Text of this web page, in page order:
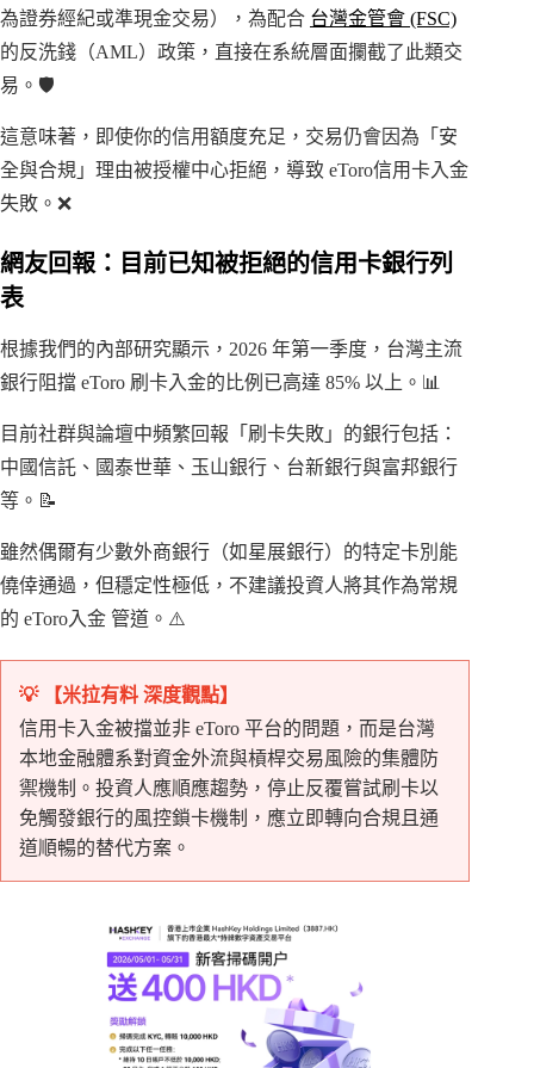
為證券經紀或準現金交易），為配合 台灣金管會 (FSC)
的反洗錢（AML）政策，直接在系統層面攔截了此類交
易。🛡️
這意味著，即使你的信用額度充足，交易仍會因為「安
全與合規」理由被授權中心拒絕，導致 eToro信用卡入金
失敗。❌
網友回報：目前已知被拒絕的信用卡銀行列
表
根據我們的內部研究顯示，2026 年第一季度，台灣主流
銀行阻擋 eToro 刷卡入金的比例已高達 85% 以上。📊
目前社群與論壇中頻繁回報「刷卡失敗」的銀行包括：
中國信託、國泰世華、玉山銀行、台新銀行與富邦銀行
等。📝
雖然偶爾有少數外商銀行（如星展銀行）的特定卡別能
僥倖通過，但穩定性極低，不建議投資人將其作為常規
的 eToro入金 管道。⚠️
💡 【米拉有料 深度觀點】
信用卡入金被擋並非 eToro 平台的問題，而是台灣
本地金融體系對資金外流與槓桿交易風險的集體防
禦機制。投資人應順應趨勢，停止反覆嘗試刷卡以
免觸發銀行的風控鎖卡機制，應立即轉向合規且通
道順暢的替代方案。